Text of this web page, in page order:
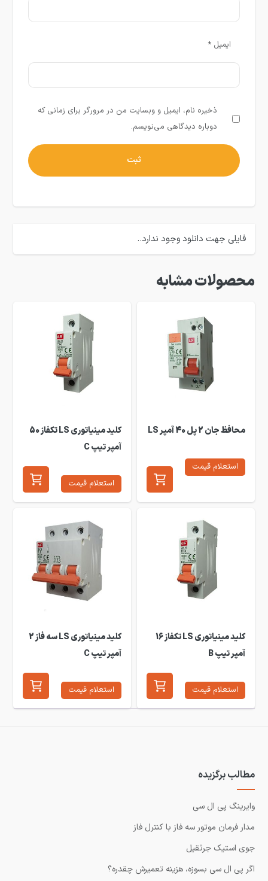
ایمیل*
ذخیره نام، ایمیل و وبسایت من در مرورگر برای زمانی که
دوباره دیدگاهی می‌نویسم.
فایلی جهت دانلود وجود ندارد..
محصولات مشابه
محافظ جان 2 پل 40 آمپر LS
استعلام قیمت
کلید مینیاتوری LS تکفاز 50
آمپر تیپ C
استعلام قیمت
کلید مینیاتوری LS تکفاز 16
آمپر تیپ B
استعلام قیمت
کلید مینیاتوری LS سه فاز 2
آمپر تیپ C
استعلام قیمت
مطالب برگزیده
وایرینگ پی ال سی
مدار فرمان موتور سه فاز با کنترل فاز
جوی استیک جرثقیل
اگر پی ال سی بسوزه، هزینه تعمیرش چقدره؟